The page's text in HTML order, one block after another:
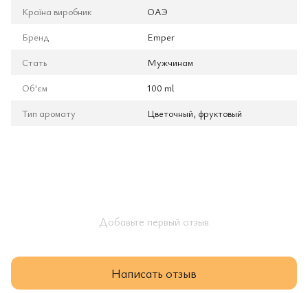
Країна виробник
ОАЭ
Бренд
Emper
Стать
Мужчинам
Об'єм
100 ml
Тип аромату
Цветочный, фруктовый
Добавьте первый отзыв
Написать отзыв